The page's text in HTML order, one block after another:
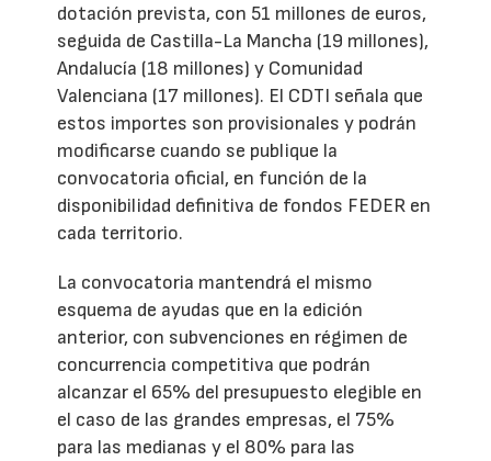
dotación prevista, con 51 millones de euros,
seguida de Castilla-La Mancha (19 millones),
Andalucía (18 millones) y Comunidad
Valenciana (17 millones). El CDTI señala que
estos importes son provisionales y podrán
modificarse cuando se publique la
convocatoria oficial, en función de la
disponibilidad definitiva de fondos FEDER en
cada territorio.
La convocatoria mantendrá el mismo
esquema de ayudas que en la edición
anterior, con subvenciones en régimen de
concurrencia competitiva que podrán
alcanzar el 65% del presupuesto elegible en
el caso de las grandes empresas, el 75%
para las medianas y el 80% para las